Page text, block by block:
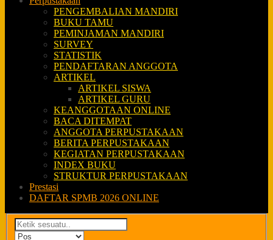
PENGEMBALIAN MANDIRI
BUKU TAMU
PEMINJAMAN MANDIRI
SURVEY
STATISTIK
PENDAFTARAN ANGGOTA
ARTIKEL
ARTIKEL SISWA
ARTIKEL GURU
KEANGGOTAAN ONLINE
BACA DITEMPAT
ANGGOTA PERPUSTAKAAN
BERITA PERPUSTAKAAN
KEGIATAN PERPUSTAKAAN
INDEX BUKU
STRUKTUR PERPUSTAKAAN
Prestasi
DAFTAR SPMB 2026 ONLINE